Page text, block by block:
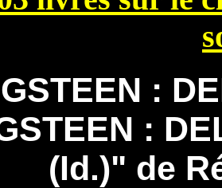
:
:
(Id.)" de